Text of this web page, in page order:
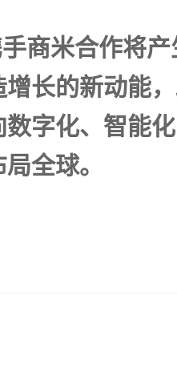
商米合作将
增长的新动能
数字化、智能
全球。